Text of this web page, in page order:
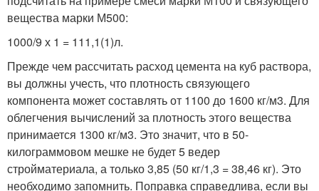
вещества марки М500:
1000/9 х 1 = 111,1(1)л.
Прежде чем рассчитать расход цемента на куб раствора,
вы должны учесть, что плотность связующего
компонента может составлять от 1100 до 1600 кг/м3. Для
облегчения вычислений за плотность этого вещества
принимается 1300 кг/м3. Это значит, что в 50-
килограммовом мешке не будет 5 ведер
стройматериала, а только 3,85 (50 кг/1,3 = 38,46 кг). Это
необходимо запомнить. Поправка справедлива, если вы